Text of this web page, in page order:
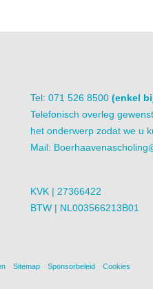
Tel: 071 526 8500 (enkel
Telefonisch overleg
het onderwerp zodat we u
Mail:
KVK | 27366422
BTW | NL003566213B01
Sitemap Sponsorbeleid Cookies